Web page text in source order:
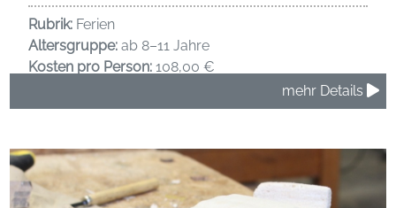
Rubrik: Ferien
Altersgruppe: ab 8–11 Jahre
Kosten pro Person: 108,00 €
mehr Details